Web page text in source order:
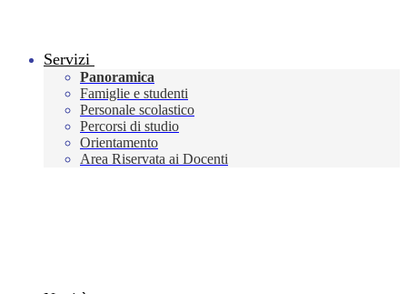
Servizi
Panoramica
Famiglie e studenti
Personale scolastico
Percorsi di studio
Orientamento
Area Riservata ai Docenti